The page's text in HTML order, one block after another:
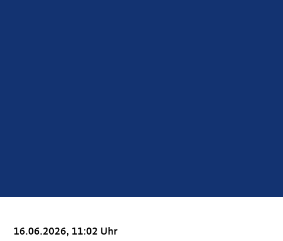
16.06.2026, 11:02 Uhr